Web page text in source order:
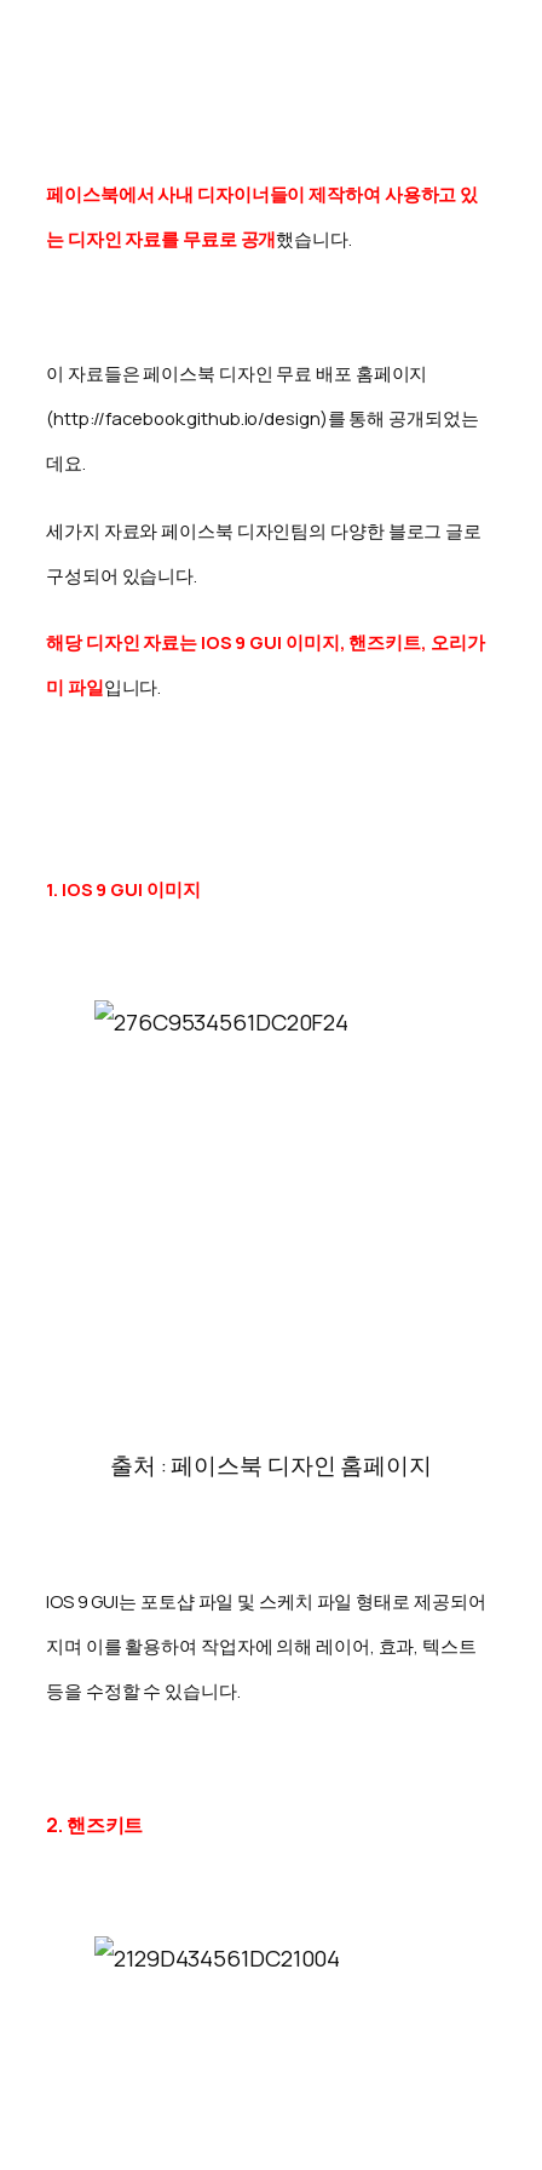
페이스북에서 사내 디자이너들이 제작하여 사용하고 있
는 디자인 자료를 무료로 공개했습니다.
이 자료들은 페이스북 디자인 무료 배포 홈페이지
(http://facebook.github.io/design)를 통해 공개되었는
데요.
세가지 자료와 페이스북 디자인팀의 다양한 블로그 글로
구성되어 있습니다.
해당 디자인 자료는 IOS 9 GUI 이미지, 핸즈키트, 오리가
미 파일입니다.
1. IOS 9 GUI 이미지
출처 : 페이스북 디자인 홈페이지
IOS 9 GUI는 포토샵 파일 및 스케치 파일 형태로 제공되어
지며 이를 활용하여 작업자에 의해 레이어, 효과, 텍스트
등을 수정할 수 있습니다.
2. 핸즈키트